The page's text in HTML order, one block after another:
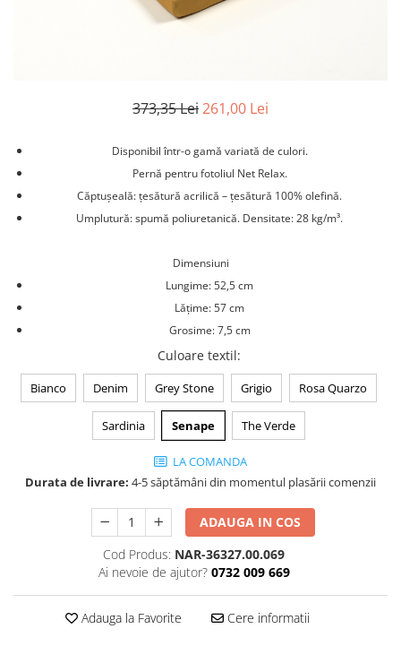
Ghivece Polipropilena
373,35 Lei261,00 Lei
Disponibil într-o gamă variată de culori.
Pernă pentru fotoliul Net Relax.
Căptușeală: țesătură acrilică – țesătură 100% olefină.
Umplutură: spumă poliuretanică. Densitate: 28 kg/m³.
Dimensiuni
Lungime: 52,5 cm
Lățime: 57 cm
Grosime: 7,5 cm
Culoare textil:
Bianco Denim Grey Stone Grigio Rosa Quarzo
Sardinia Senape The Verde
LA COMANDA
Durata de livrare: 4-5 săptămâni din momentul plasării comenzii
ADAUGA IN COS
Cod Produs: NAR-36327.00.069
Ai nevoie de ajutor? 0732 009 669
Adauga la Favorite Cere informatii